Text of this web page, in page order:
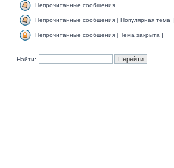
Непрочитанные сообщения
Непрочитанные сообщения [ Популярная тема ]
Непрочитанные сообщения [ Тема закрыта ]
Найти: